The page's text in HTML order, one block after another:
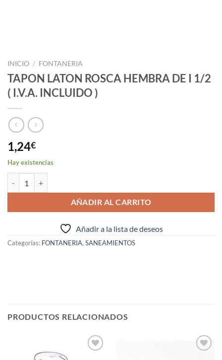
INICIO / FONTANERIA
TAPON LATON ROSCA HEMBRA DE I 1/2
( I.V.A. INCLUIDO )
1,24€
Hay existencias
AÑADIR AL CARRITO
Añadir a la lista de deseos
Categorías: FONTANERIA, SANEAMIENTOS
PRODUCTOS RELACIONADOS